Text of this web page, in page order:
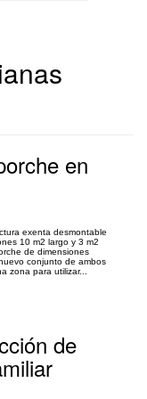
en
exenta desmontable
10 m2 largo y 3 m2
de dimensiones
conjunto de ambos
zona para utilizar...
de